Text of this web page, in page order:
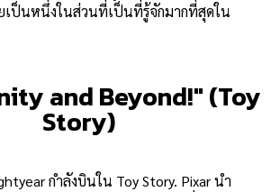
เป็นหนึ่งในส่วนที่เป็นที่รู้จักมากที่สุดใน
and Beyond!" (Toy
Story)
กำลังบินใน Toy Story. Pixar นำ